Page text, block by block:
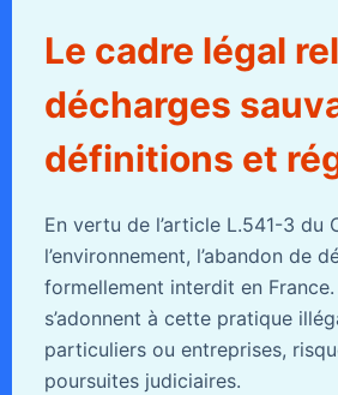
Le cadre légal
décharges
définitions et
En vertu de l’article L.541-3 du
l’environnement, l’abandon de
formellement interdit en
s’adonnent à cette pratique
particuliers ou entreprises,
poursuites judiciaires.